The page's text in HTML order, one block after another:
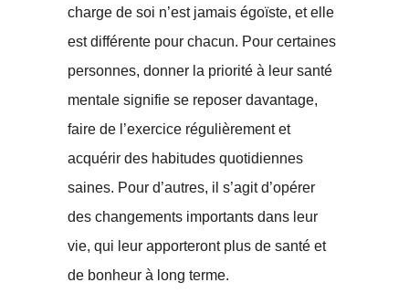
charge de soi n’est jamais égoïste, et elle
est différente pour chacun. Pour certaines
personnes, donner la priorité à leur santé
mentale signifie se reposer davantage,
faire de l’exercice régulièrement et
acquérir des habitudes quotidiennes
saines. Pour d’autres, il s’agit d’opérer
des changements importants dans leur
vie, qui leur apporteront plus de santé et
de bonheur à long terme.